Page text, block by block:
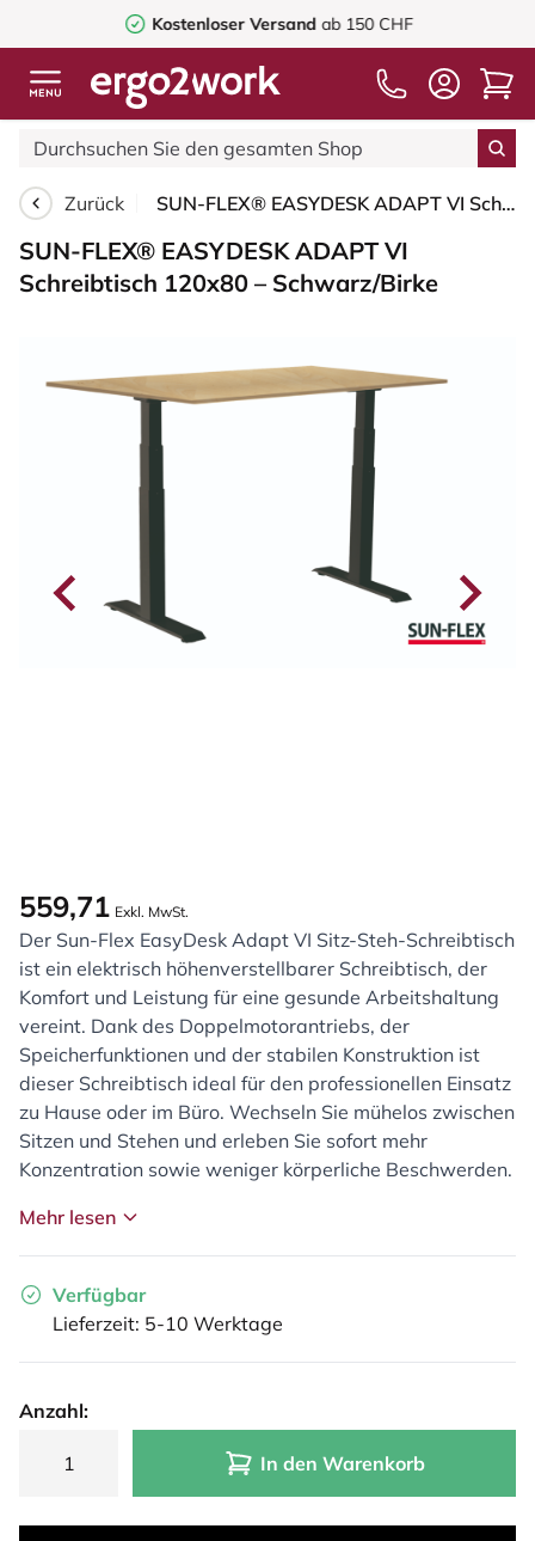
Kostenloser Versandab 150 CHF
Zurück SUN-FLEX® EASYDESK ADAPT VI Schreibtisch 120x80 – Schwarz/Birke
SUN-FLEX® EASYDESK ADAPT VI
Schreibtisch 120x80 – Schwarz/Birke
559,71 Exkl. MwSt.
Der Sun-Flex EasyDesk Adapt VI Sitz-Steh-Schreibtisch
ist ein elektrisch höhenverstellbarer Schreibtisch, der
Komfort und Leistung für eine gesunde Arbeitshaltung
vereint. Dank des Doppelmotorantriebs, der
Speicherfunktionen und der stabilen Konstruktion ist
dieser Schreibtisch ideal für den professionellen Einsatz
zu Hause oder im Büro. Wechseln Sie mühelos zwischen
Sitzen und Stehen und erleben Sie sofort mehr
Konzentration sowie weniger körperliche Beschwerden.
Mehr lesen
Verfügbar
Lieferzeit: 5-10 Werktage
Anzahl:
In den Warenkorb